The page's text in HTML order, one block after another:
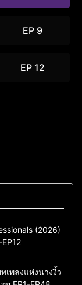
EP 9
EP 12
Drama
ไทย
(2026)
ย์จีน
เพลงแห่งนางงิ้ว